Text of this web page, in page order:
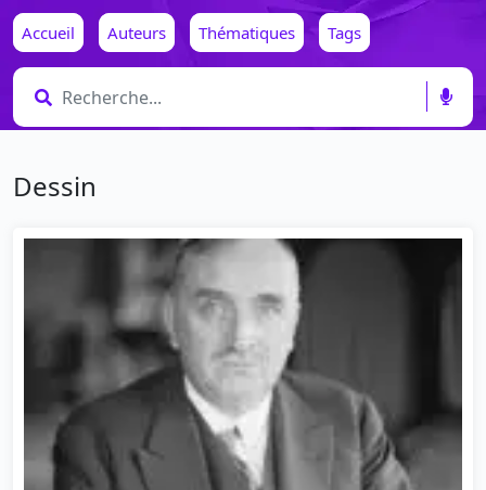
Accueil Auteurs Thématiques Tags
Dessin